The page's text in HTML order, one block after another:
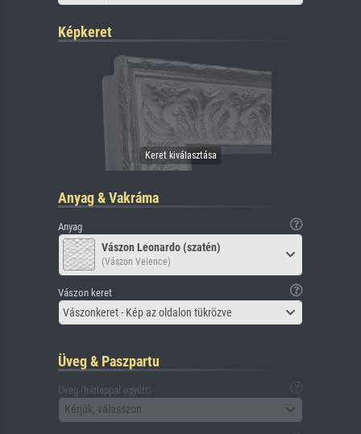
Képkeret
Anyag & Vakráma
Anyag
Vászon Leonardo (szatén)
(Vászon Velence)
Vászon keret
Vászonkeret - Kép az oldalon tükrözve
Üveg & Paszpartu
Üveg (hátlappal együtt)
Kérjük, válasszon